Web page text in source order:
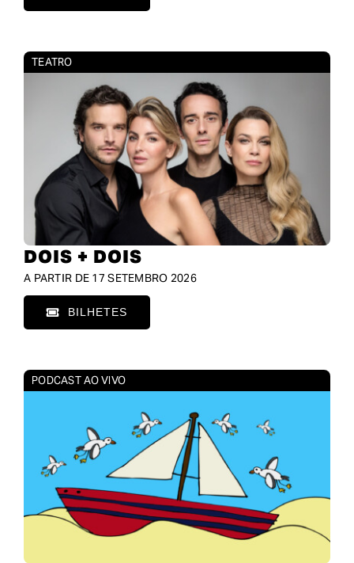
TEATRO
DOIS + DOIS
A PARTIR DE 17 SETEMBRO 2026
BILHETES
PODCAST AO VIVO